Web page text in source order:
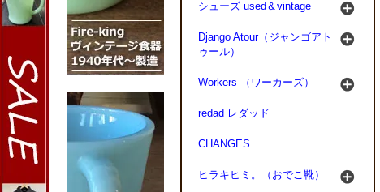
シューズ used＆vintage
Django Atour（ジャンゴアト
ゥール）
Workers （ワーカーズ）
redad レダッド
CHANGES
ヒラキヒミ。（おでこ靴）